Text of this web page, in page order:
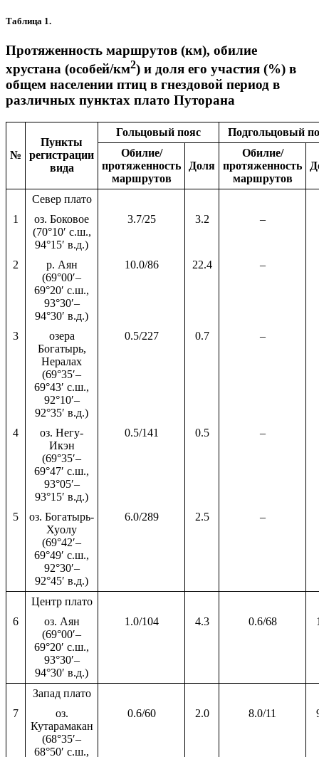
Таблица 1.
Протяженность маршрутов (км), обилие
хрустана (особей/км2) и доля его участия (%) в
общем населении птиц в гнездовой период в
различных пунктах плато Путорана
№
Пункты
регистрации
вида
Гольцовый пояс
Подгольцовый
Обилие/
протяженность
маршрутов
Доля
Обилие/
протяженность
маршрутов
Север плато
1
оз. Боковое
(70°10′ с.ш.,
94°15′ в.д.)
3.7/25 3.2 –
2
р. Аян
(69°00′–
69°20′ с.ш.,
93°30′–
94°30′ в.д.)
10.0/86 22.4 –
3
озера
Богатырь,
Нералах
(69°35′–
69°43′ с.ш.,
92°10′–
92°35′ в.д.)
0.5/227 0.7 –
4
оз. Негу-
Икэн
(69°35′–
69°47′ с.ш.,
93°05′–
93°15′ в.д.)
0.5/141 0.5 –
5
оз. Богатырь-
Хуолу
(69°42′–
69°49′ с.ш.,
92°30′–
92°45′ в.д.)
6.0/289 2.5 –
Центр плато
6
оз. Аян
(69°00′–
69°20′ с.ш.,
93°30′–
94°30′ в.д.)
1.0/104 4.3 0.6/68
Запад плато
7
оз.
Кутарамакан
(68°35′–
68°50′ с.ш.,
0.6/60 2.0 8.0/11